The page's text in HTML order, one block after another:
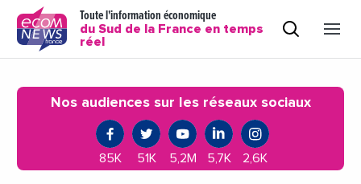
Toute l'information économique
du Sud de la France en temps
réel
Nos audiences sur les réseaux sociaux
85K 51K 5,2M 5,7K 2,6K